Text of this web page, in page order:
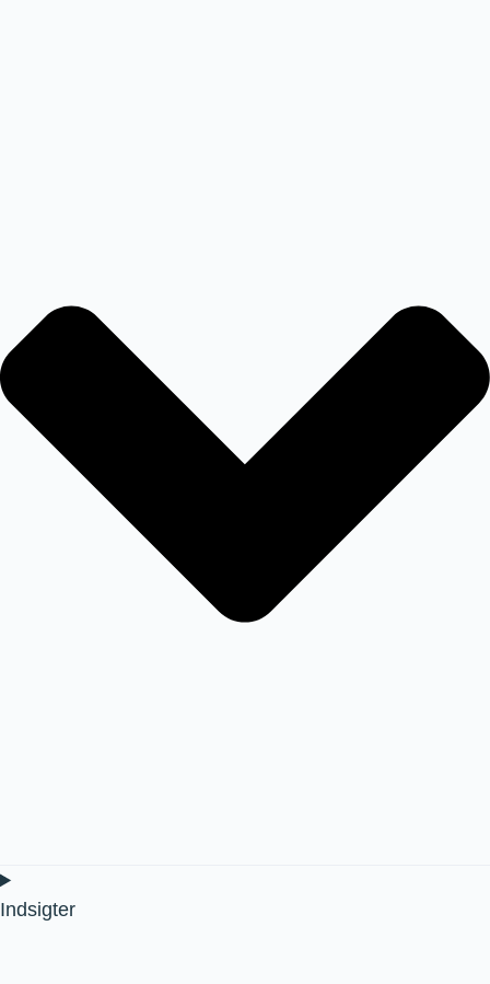
Indsigter